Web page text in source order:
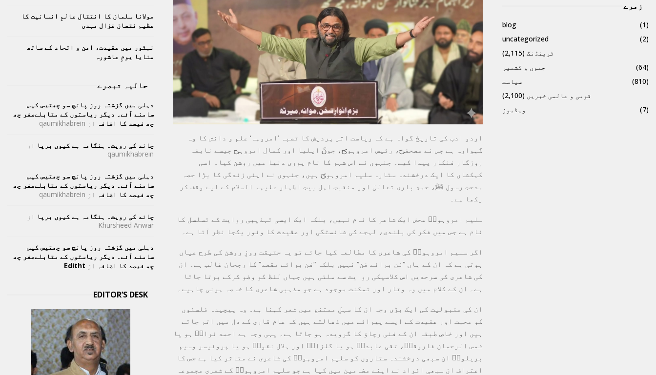
اردو ادب کی تاریخ گواہ ہے کہ ریاست اتر پردیش کا قصبہ ’امروہہ‘ علم و دانش کا وہ
گہوارہ ہے جس نے مصحفیؔ، رئیس امروہویؔ، جونؔ ایلیا اور کمال امروہیؔ جیسے نابغہ
روزگار فنکار پیدا کیے۔ جنہوں نے اس شہر کا نام پوری دنیا میں روشن کیا۔ اسی
کہکشاں کا ایک درخشندہ ستارہ سلیم امروہویؔ ہیں، جنہوں نے اپنی زندگی کا بڑا حصہ
مدحتِ رسول ﷺ، حمدِ باری تعالیٰ اور منقبتِ اہل بیتِ اطہار علیہم السلام کے لیے وقف کر
رکھا ہے۔
​سلیم امروہویؔ محض ایک شاعر کا نام نہیں، بلکہ ایک ایسی تہذیبی روایت کے تسلسل کا
نام ہے جس میں فکر کی بلندی، لہجے کی شائستگی اور عقیدت کا وفور یکجا نظر آتا ہے۔
​اگر سلیم امروہویؔ کی شاعری کا مطالعہ کیا جائے تو یہ حقیقت روزِ روشن کی طرح عیاں
ہوتی ہے کہ ان کے ہاں “فن برائے فن” نہیں بلکہ “فن برائے مقصد” کا رجحان غالب ہے۔ ان
کی شاعری کی سرحدیں اس کلاسیکی روایت سے ملتی ہیں جہاں لفظ کو وضو کرکے برتا جاتا
ہے۔ ان کے کلام میں وہ وقار اور تمکنت موجود ہے جو مذہبی شاعری کا خاصہ ہونی چاہیے۔
​ان کی مقبولیت کی ایک بڑی وجہ ان کا سہلِ ممتنع میں شعر کہنا ہے۔ وہ پیچیدہ فلسفوں
کو محبت اور عقیدت کے ایسے پیرائے میں ڈھالتے ہیں کہ عام قاری کے دل میں اتر جاتے
ہیں اور خاص طبقہ ان کے فنی رچاؤ کا گرویدہ ہو جاتا ہے۔ یہی وجہ ہے احمد فرازؔ ہو یا
شمس الرحمان فاروقیؔ، تقی عابدیؔ ہو یا گلزارؔ اور ہلال نقویؔ ہو یا پروفیسر وسیم
بریلویؔ ان سبھی درخشندہ ستاروں کو سلیم امروہویؔ کی شاعری نے متاثر کیا ہے جس کا
اعتراف ان سبھی افراد نے اپنے مضامین میں کیا ہے جو سلیم امروہویؔ کے شعری مجموعہ
زمرے
blog
(1)
uncategorized
(2)
ٹرینڈنگ (2,115)
جموں و کشمیر
(64)
سیاست
(810)
قومی و عالمی خبریں (2,100)
ویڈیوز
(7)
مولانا سلمان کا انتقال عالمِ انسانیت کا
عظیم نقصان غزال مہدی
نہٹور میں عقیدت، امن و اتحاد کے ساتھ
منایا یومِ عاشورہ
حالیہ تبصرے
دہلی میں گزشتہ روز پانچ سو چھتیس کیس
سامنے آئے۔ دیگر ریاستوں کے مقابلےصفر چھ
چھ فیصد کا اضافہ از qaumikhabrein
چاند کی رویت۔ ہنگامہ ہے کیوں برپا از
qaumikhabrein
دہلی میں گزشتہ روز پانچ سو چھتیس کیس
سامنے آئے۔ دیگر ریاستوں کے مقابلےصفر چھ
چھ فیصد کا اضافہ از qaumikhabrein
چاند کی رویت۔ ہنگامہ ہے کیوں برپا از
Khursheed Anwar
دہلی میں گزشتہ روز پانچ سو چھتیس کیس
سامنے آئے۔ دیگر ریاستوں کے مقابلےصفر چھ
چھ فیصد کا اضافہ از Editht
EDITOR’S DESK